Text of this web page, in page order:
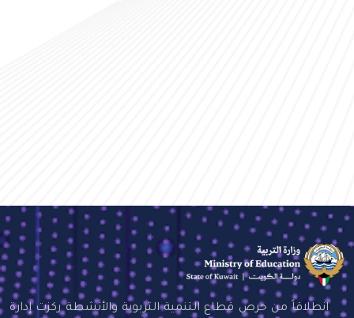
انطلاقاً من حرص قطاع التنمية التربوية والأنشطة ركزت إدارة